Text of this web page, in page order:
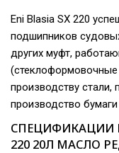
Eni Blasia SX 220
подшипников
других муфт,
производству стали,
производство бумаги
СПЕЦИФИКАЦИИ
220 20Л МАСЛО